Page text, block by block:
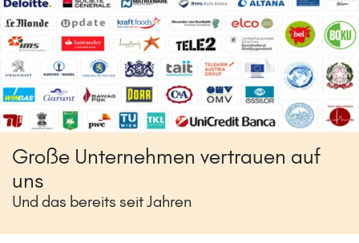
Große Unternehmen vertrauen auf
uns
Und das bereits seit Jahren